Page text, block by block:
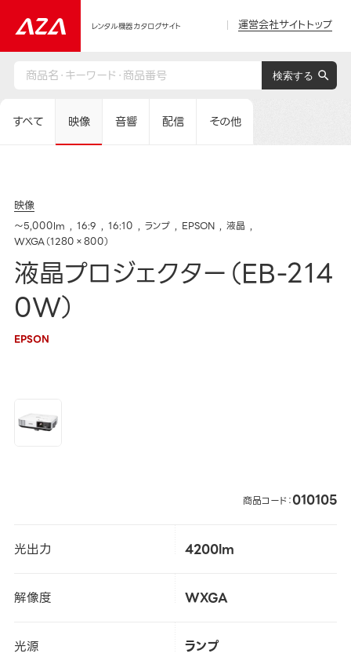
レンタル機器カタログサイト 運営会社サイトトップ
すべて 映像 音響 配信 その他
映像
～5,000lm 16:9 16:10 ランプ EPSON
液晶
WXGA（1280×800）
液晶プロジェクター（EB-214
0W）
EPSON
商品コード：010105
光出力 4200lm
解像度 WXGA
光源 ランプ